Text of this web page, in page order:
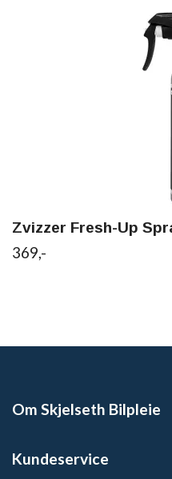
Zvizzer Fresh-Up
369,-
Om Skjelseth Bilpleie
Kundeservice